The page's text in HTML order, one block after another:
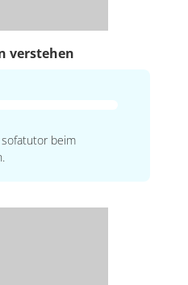
verstehen
beim